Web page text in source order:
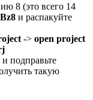
8 (это всего 14
и распакуйте
-> open project
подправьте
такую